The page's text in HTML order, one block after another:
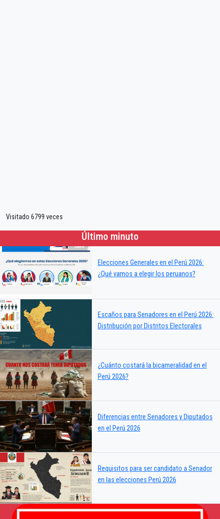
Visitado 6799 veces
Último minuto
Elecciones Generales en el Perú 2026:
¿Qué vamos a elegir los peruanos?
Escaños para Senadores en el Perú 2026:
Distribución por Distritos Electorales
¿Cuánto costará la bicameralidad en el
Perú 2026?
Diferencias entre Senadores y Diputados
en el Perú 2026
Requisitos para ser candidato a Senador
en las elecciones Perú 2026